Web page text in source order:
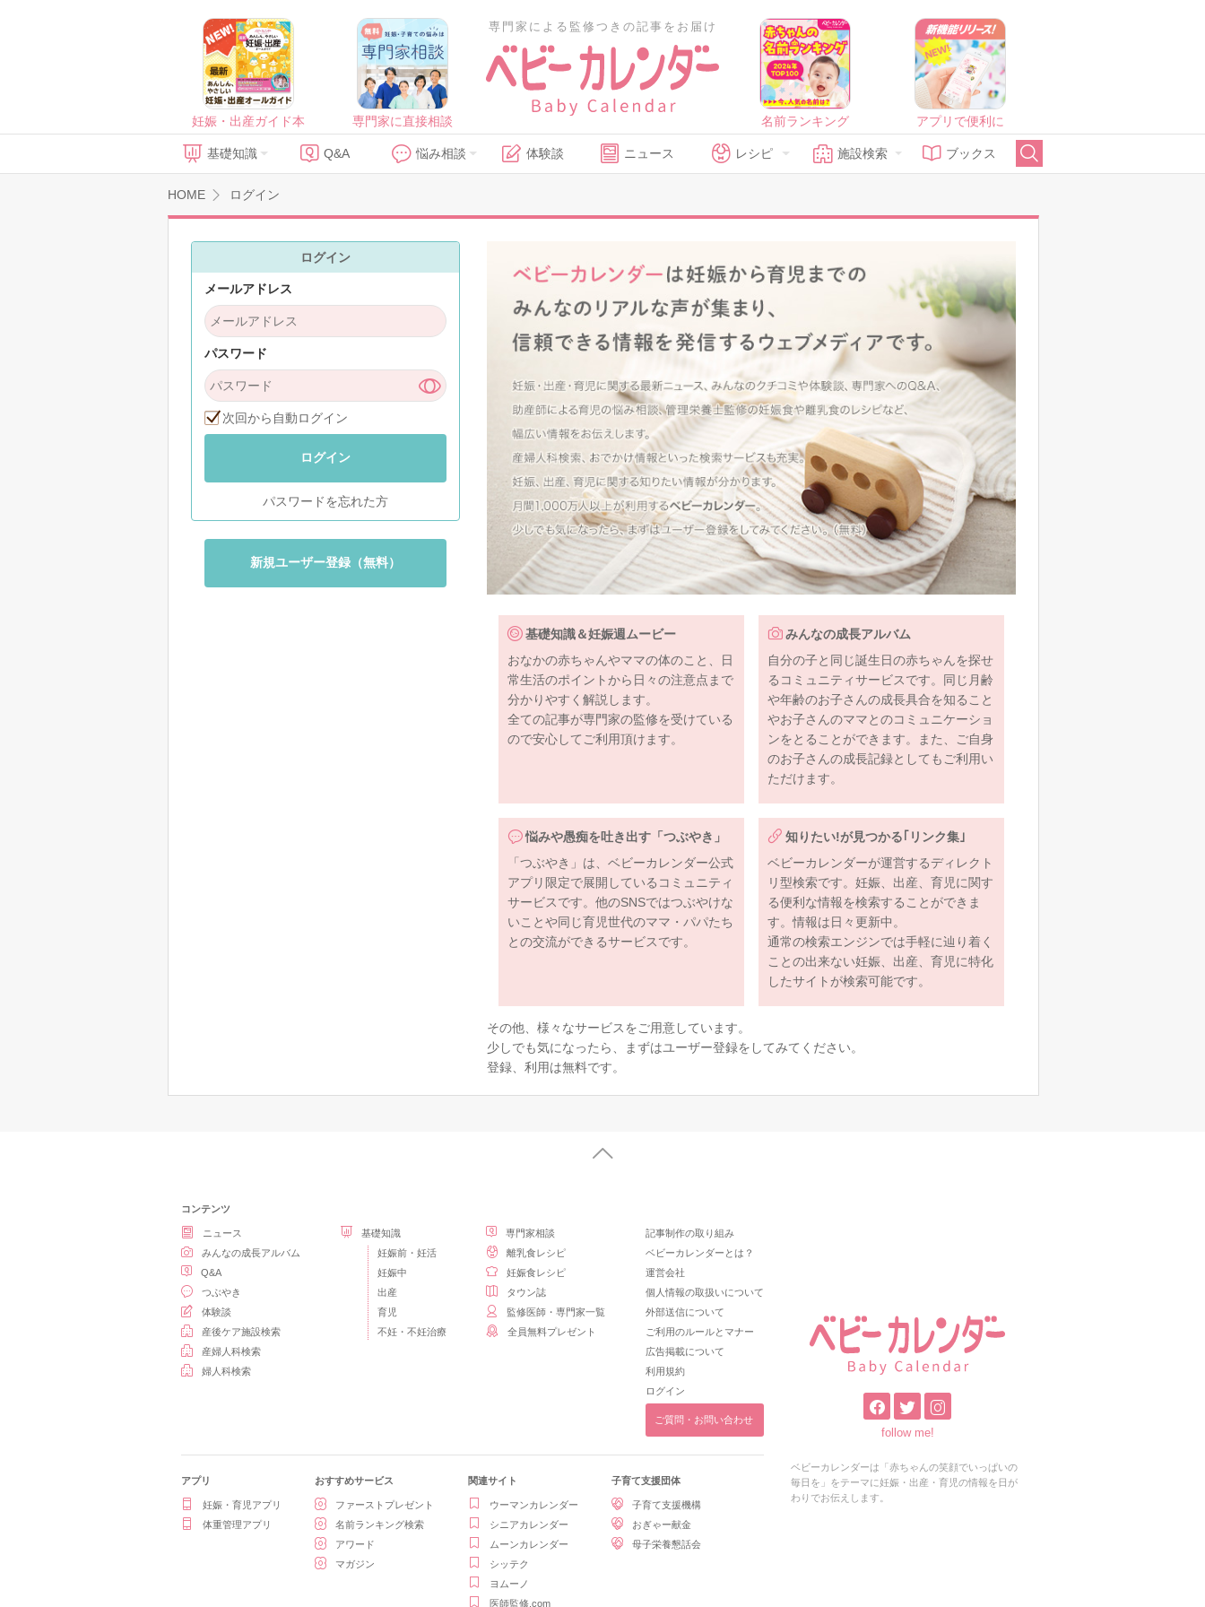
妊娠・出産ガイド本 専門家に直接相談
専門家による監修つきの記事をお届け
名前ランキング アプリで便利に
基礎知識 Q&A 悩み相談 体験談 ニュース レシピ 施設検索 ブックス
HOME ログイン
ログイン
メールアドレス
パスワード
次回から自動ログイン
ログイン
パスワードを忘れた方
新規ユーザー登録（無料）
基礎知識＆妊娠週ムービー
おなかの赤ちゃんやママの体のこと、日
常生活のポイントから日々の注意点まで
分かりやすく解説します。
全ての記事が専門家の監修を受けている
ので安心してご利用頂けます。
みんなの成長アルバム
自分の子と同じ誕生日の赤ちゃんを探せ
るコミュニティサービスです。同じ月齢
や年齢のお子さんの成長具合を知ること
やお子さんのママとのコミュニケーショ
ンをとることができます。また、ご自身
のお子さんの成長記録としてもご利用い
ただけます。
悩みや愚痴を吐き出す「つぶやき」
「つぶやき」は、ベビーカレンダー公式
アプリ限定で展開しているコミュニティ
サービスです。他のSNSではつぶやけな
いことや同じ育児世代のママ・パパたち
との交流ができるサービスです。
知りたい!が見つかる｢リンク集｣
ベビーカレンダーが運営するディレクト
リ型検索です。妊娠、出産、育児に関す
る便利な情報を検索することができま
す。情報は日々更新中。
通常の検索エンジンでは手軽に辿り着く
ことの出来ない妊娠、出産、育児に特化
したサイトが検索可能です。
その他、様々なサービスをご用意しています。
少しでも気になったら、まずはユーザー登録をしてみてください。
登録、利用は無料です。
コンテンツ
ニュース
みんなの成長アルバム
Q&A
つぶやき
体験談
産後ケア施設検索
産婦人科検索
婦人科検索
基礎知識
妊娠前・妊活
妊娠中
出産
育児
不妊・不妊治療
専門家相談
離乳食レシピ
妊娠食レシピ
タウン誌
監修医師・専門家一覧
全員無料プレゼント
記事制作の取り組み
ベビーカレンダーとは？
運営会社
個人情報の取扱いについて
外部送信について
ご利用のルールとマナー
広告掲載について
利用規約
ログイン
ご質問・お問い合わせ
アプリ
妊娠・育児アプリ
体重管理アプリ
おすすめサービス
ファーストプレゼント
名前ランキング検索
アワード
マガジン
関連サイト
ウーマンカレンダー
シニアカレンダー
ムーンカレンダー
シッテク
ヨムーノ
医師監修.com
子育て支援団体
子育て支援機構
おぎゃー献金
母子栄養懇話会
follow me!
ベビーカレンダーは「赤ちゃんの笑顔でいっぱいの
毎日を」をテーマに妊娠・出産・育児の情報を日が
わりでお伝えします。